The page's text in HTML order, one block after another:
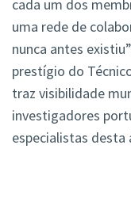
cada um dos
uma rede de
nunca antes
prestígio do
traz visibilidade
investigadores
especialistas desta